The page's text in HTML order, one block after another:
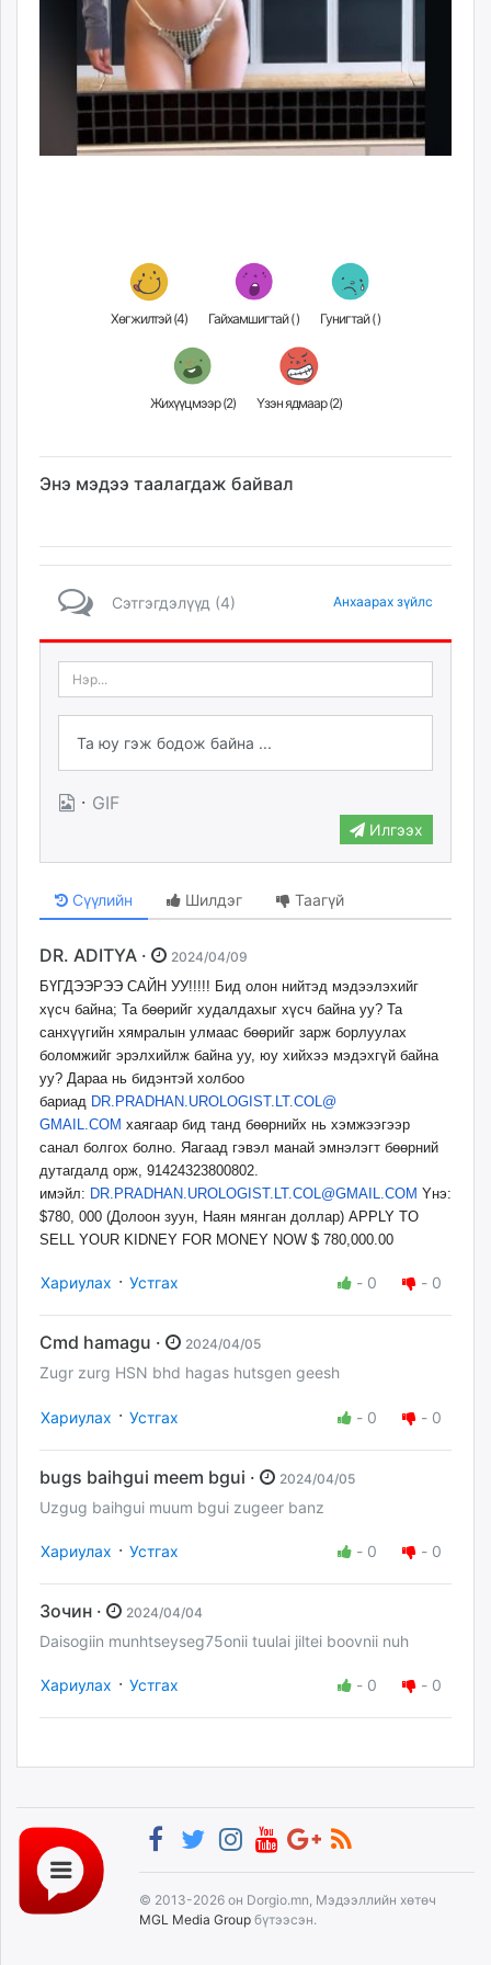
Хөгжилтэй (4) Гайхамшигтай () Гунигтай ()
Жихүүцмээр (2) Үзэн ядмаар (2)
Энэ мэдээ таалагдаж байвал
Сэтгэгдэлүүд (4) Анхаарах зүйлс
· GIF
Илгээх
Сүүлийн Шилдэг Таагүй
DR. ADITYA ·
2024/04/09
БҮГДЭЭРЭЭ САЙН УУ!!!!! Бид олон нийтэд мэдээлэхийг
хүсч байна; Та бөөрийг худалдахыг хүсч байна уу? Та
санхүүгийн хямралын улмаас бөөрийг зарж борлуулах
боломжийг эрэлхийлж байна уу, юу хийхээ мэдэхгүй байна
уу? Дараа нь бидэнтэй холбоо
бариад DR.PRADHAN.UROLOGIST.LT.COL@
GMAIL.COM хаягаар бид танд бөөрнийх нь хэмжээгээр
санал болгох болно. Яагаад гэвэл манай эмнэлэгт бөөрний
дутагдалд орж, 91424323800802.
имэйл: DR.PRADHAN.UROLOGIST.LT.COL@GMAIL.COM Yнэ:
$780, 000 (Долоон зуун, Наян мянган доллар) APPLY TO
SELL YOUR KIDNEY FOR MONEY NOW $ 780,000.00
Хариулах · Устгах - 0 - 0
Cmd hamagu · 2024/04/05
Zugr zurg HSN bhd hagas hutsgen geesh
Хариулах · Устгах - 0 - 0
bugs baihgui meem bgui · 2024/04/05
Uzgug baihgui muum bgui zugeer banz
Хариулах · Устгах - 0 - 0
Зочин · 2024/04/04
Daisogiin munhtseyseg75onii tuulai jiltei boovnii nuh
Хариулах · Устгах - 0 - 0
© 2013-2026 он Dorgio.mn, Мэдээллийн хөтөч
MGL Media Group бүтээсэн.